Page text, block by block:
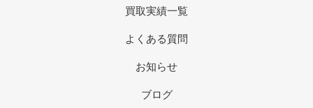
買取実績一覧
よくある質問
お知らせ
ブログ